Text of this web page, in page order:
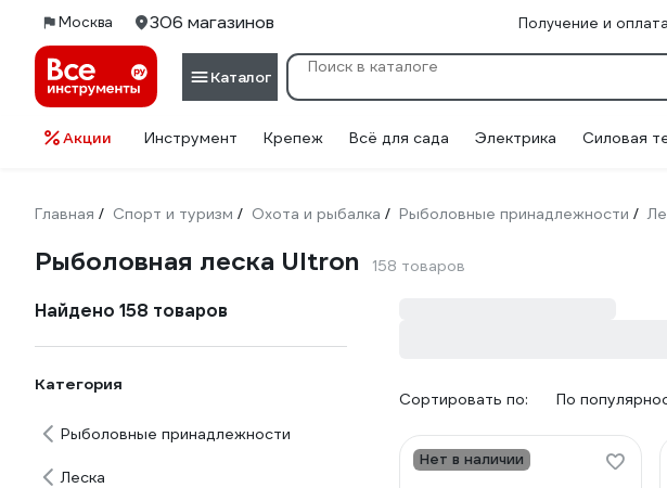
Москва 306 магазинов Получение и оплата
Каталог
Акции Инструмент Крепеж Всё для сада Электрика Силовая
Главная / Спорт и туризм / Охота и рыбалка / Рыболовные принадлежности /
Рыболовная леска Ultron 158 товаров
Найдено 158 товаров
Категория
Рыболовные принадлежности
Леска
Сортировать по: По
Нет в наличии